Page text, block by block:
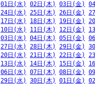
01日(水) 02日(木) 03日(金)
24日(水) 25日(木) 26日(金)
17日(水) 18日(木) 19日(金)
10日(水) 11日(木) 12日(金)
03日(水) 04日(木) 05日(金)
27日(水) 28日(木) 29日(金)
20日(水) 21日(木) 22日(金)
13日(水) 14日(木) 15日(金)
06日(水) 07日(木) 08日(金)
29日(水) 30日(木) 01日(金)